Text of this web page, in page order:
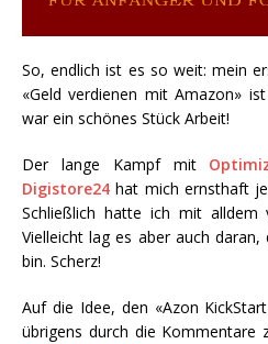
So, endlich ist es so weit: mein
«Geld verdienen mit Amazon»
war ein schönes Stück Arbeit!
Der lange Kampf mit
Digistore24 hat mich ernsthaft
Schließlich hatte ich mit alldem
Vielleicht lag es aber auch
bin. Scherz!
Auf die Idee, den «Azon
übrigens durch die Kommentare